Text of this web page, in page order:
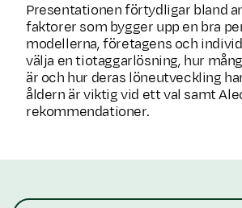
Presentationen förtydligar bland
faktorer som bygger upp en bra
modellerna, företagens och
välja en tiotaggarlösning, hur
är och hur deras löneutveckling
åldern är viktig vid ett val samt
rekommendationer.